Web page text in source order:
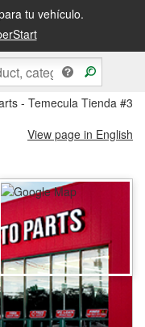
tu vehículo.
recógela en la tienda
- Temecula Tienda
View page in English